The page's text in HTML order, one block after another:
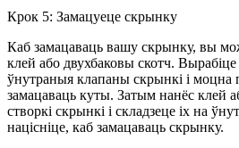
Крок 5: Замацуеце скрынку
Каб замацаваць вашу скрынку, вы
клей або двухбаковы скотч.
ўнутраныя клапаны скрынкі і моцна
замацаваць куты. Затым нанёс клей
створкі скрынкі і складзеце іх на
націсніце, каб замацаваць скрынку.